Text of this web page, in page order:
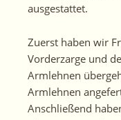
ausgestattet.
Zuerst haben wir
Vorderzarge und
Armlehnen
Armlehnen
Anschließend